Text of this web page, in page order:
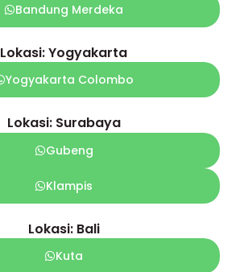
Bandung Merdeka
Lokasi: Yogyakarta
Yogyakarta Colombo
Lokasi: Surabaya
Gubeng
Klampis
Lokasi: Bali
Kuta